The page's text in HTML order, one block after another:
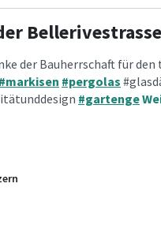
der Bauherrschaft für
#markisen #pergolas
#gartenge